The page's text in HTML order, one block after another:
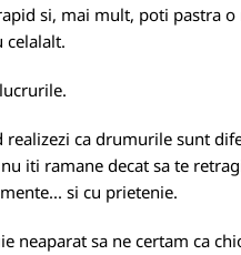
si, mai mult, poti pastra o
celalalt.
realizezi ca drumurile sunt
iti ramane decat sa te
si cu prietenie.
neaparat sa ne certam ca